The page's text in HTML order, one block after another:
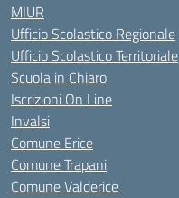
MIUR
Ufficio Scolastico Regionale
Ufficio Scolastico Territoriale
Scuola in Chiaro
Iscrizioni On Line
Invalsi
Comune Erice
Comune Trapani
Comune Valderice